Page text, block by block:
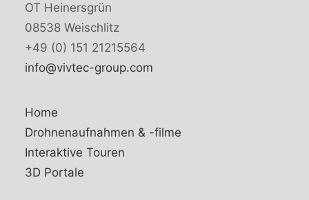
OT Heinersgrün
08538 Weischlitz
+49 (0) 151 21215564
info@vivtec-group.com
Home
Drohnenaufnahmen & -filme
Interaktive Touren
3D Portale